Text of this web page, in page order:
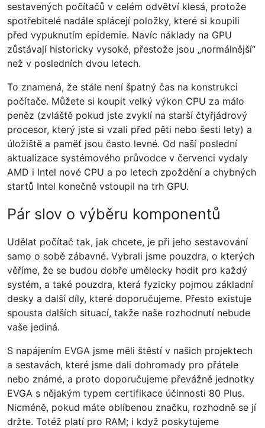
sestavených počítačů v celém odvětví klesá, protože
spotřebitelé nadále splácejí položky, které si koupili
před vypuknutím epidemie. Navíc náklady na GPU
zůstávají historicky vysoké, přestože jsou „normálnější“
než v posledních dvou letech.
To znamená, že stále není špatný čas na konstrukci
počítače. Můžete si koupit velký výkon CPU za málo
peněz (zvláště pokud jste zvyklí na starší čtyřjádrový
procesor, který jste si vzali před pěti nebo šesti lety) a
úložiště a paměť jsou často levné. Od naší poslední
aktualizace systémového průvodce v červenci vydaly
AMD i Intel nové CPU a po letech zpoždění a chybných
startů Intel konečně vstoupil na trh GPU.
Pár slov o výběru komponentů
Udělat počítač tak, jak chcete, je při jeho sestavování
samo o sobě zábavné. Vybrali jsme pouzdra, o kterých
věříme, že se budou dobře umělecky hodit pro každý
systém, a také pouzdra, která fyzicky pojmou základní
desky a další díly, které doporučujeme. Přesto existuje
spousta dalších situací, takže naše rozhodnutí nebude
vaše jediná.
S napájením EVGA jsme měli štěstí v našich projektech
a sestavách, které jsme dali dohromady pro přátele
nebo známé, a proto doporučujeme převážně jednotky
EVGA s nějakým typem certifikace účinnosti 80 Plus.
Nicméně, pokud máte oblíbenou značku, rozhodně se jí
držte. Totéž platí pro RAM; i když poskytujeme